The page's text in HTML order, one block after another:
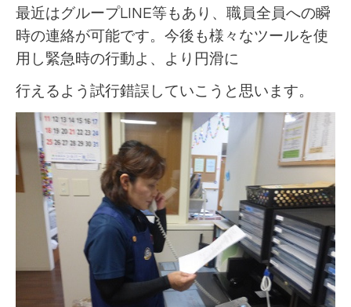
最近はグループLINE等もあり、職員全員への瞬
時の連絡が可能です。今後も様々なツールを使
用し緊急時の行動よ、より円滑に
行え るよう試行錯誤していこうと思います。